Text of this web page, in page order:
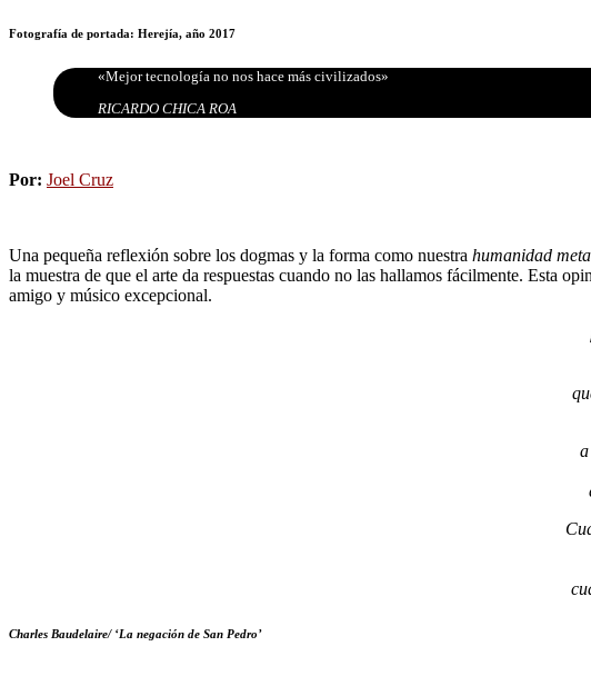
Fotografía de portada: Herejía, año 2017
«Mejor tecnología no nos hace más civilizados»
RICARDO CHICA ROA
Por: Joel Cruz
Una pequeña reflexión sobre los dogmas y la forma como nuestra humanidad
la muestra de que el arte da respuestas cuando no las hallamos fácilmente. Esta
amigo y músico excepcional.
Charles Baudelaire/ ‘La negación de San Pedro’